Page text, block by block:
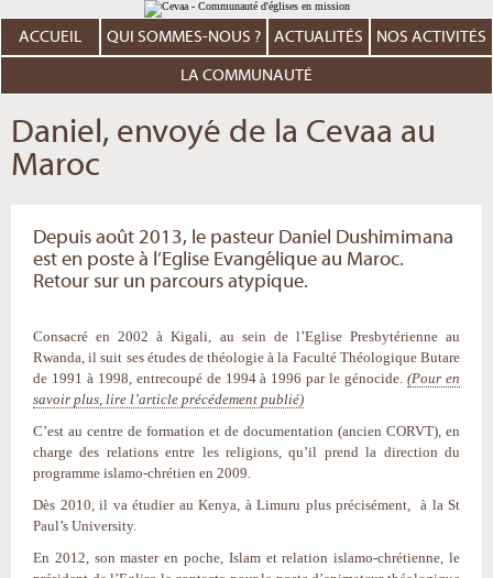
au
contenu.
Aller
personnels
ACCUEIL QUI SOMMES-NOUS ? ACTUALITÉS NOS ACTIVITÉS
LA COMMUNAUTÉ
Daniel, envoyé de la Cevaa au
Maroc
Depuis août 2013, le pasteur Daniel Dushimimana
est en poste à l’Eglise Evangélique au Maroc.
Retour sur un parcours atypique.
Consacré en 2002 à Kigali, au sein de l’Eglise Presbytérienne au
Rwanda, il suit ses études de théologie à la Faculté Théologique Butare
de 1991 à 1998, entrecoupé de 1994 à 1996 par le génocide.(Pour en
savoir plus, lire l’article précédement publié)
C’est au centre de formation et de documentation (ancien CORVT), en
charge des relations entre les religions, qu’il prend la direction du
programme islamo-chrétien en 2009.
Dès 2010, il va étudier au Kenya, à Limuru plus précisément, à la St
Paul’s University.
En 2012, son master en poche, Islam et relation islamo-chrétienne, le